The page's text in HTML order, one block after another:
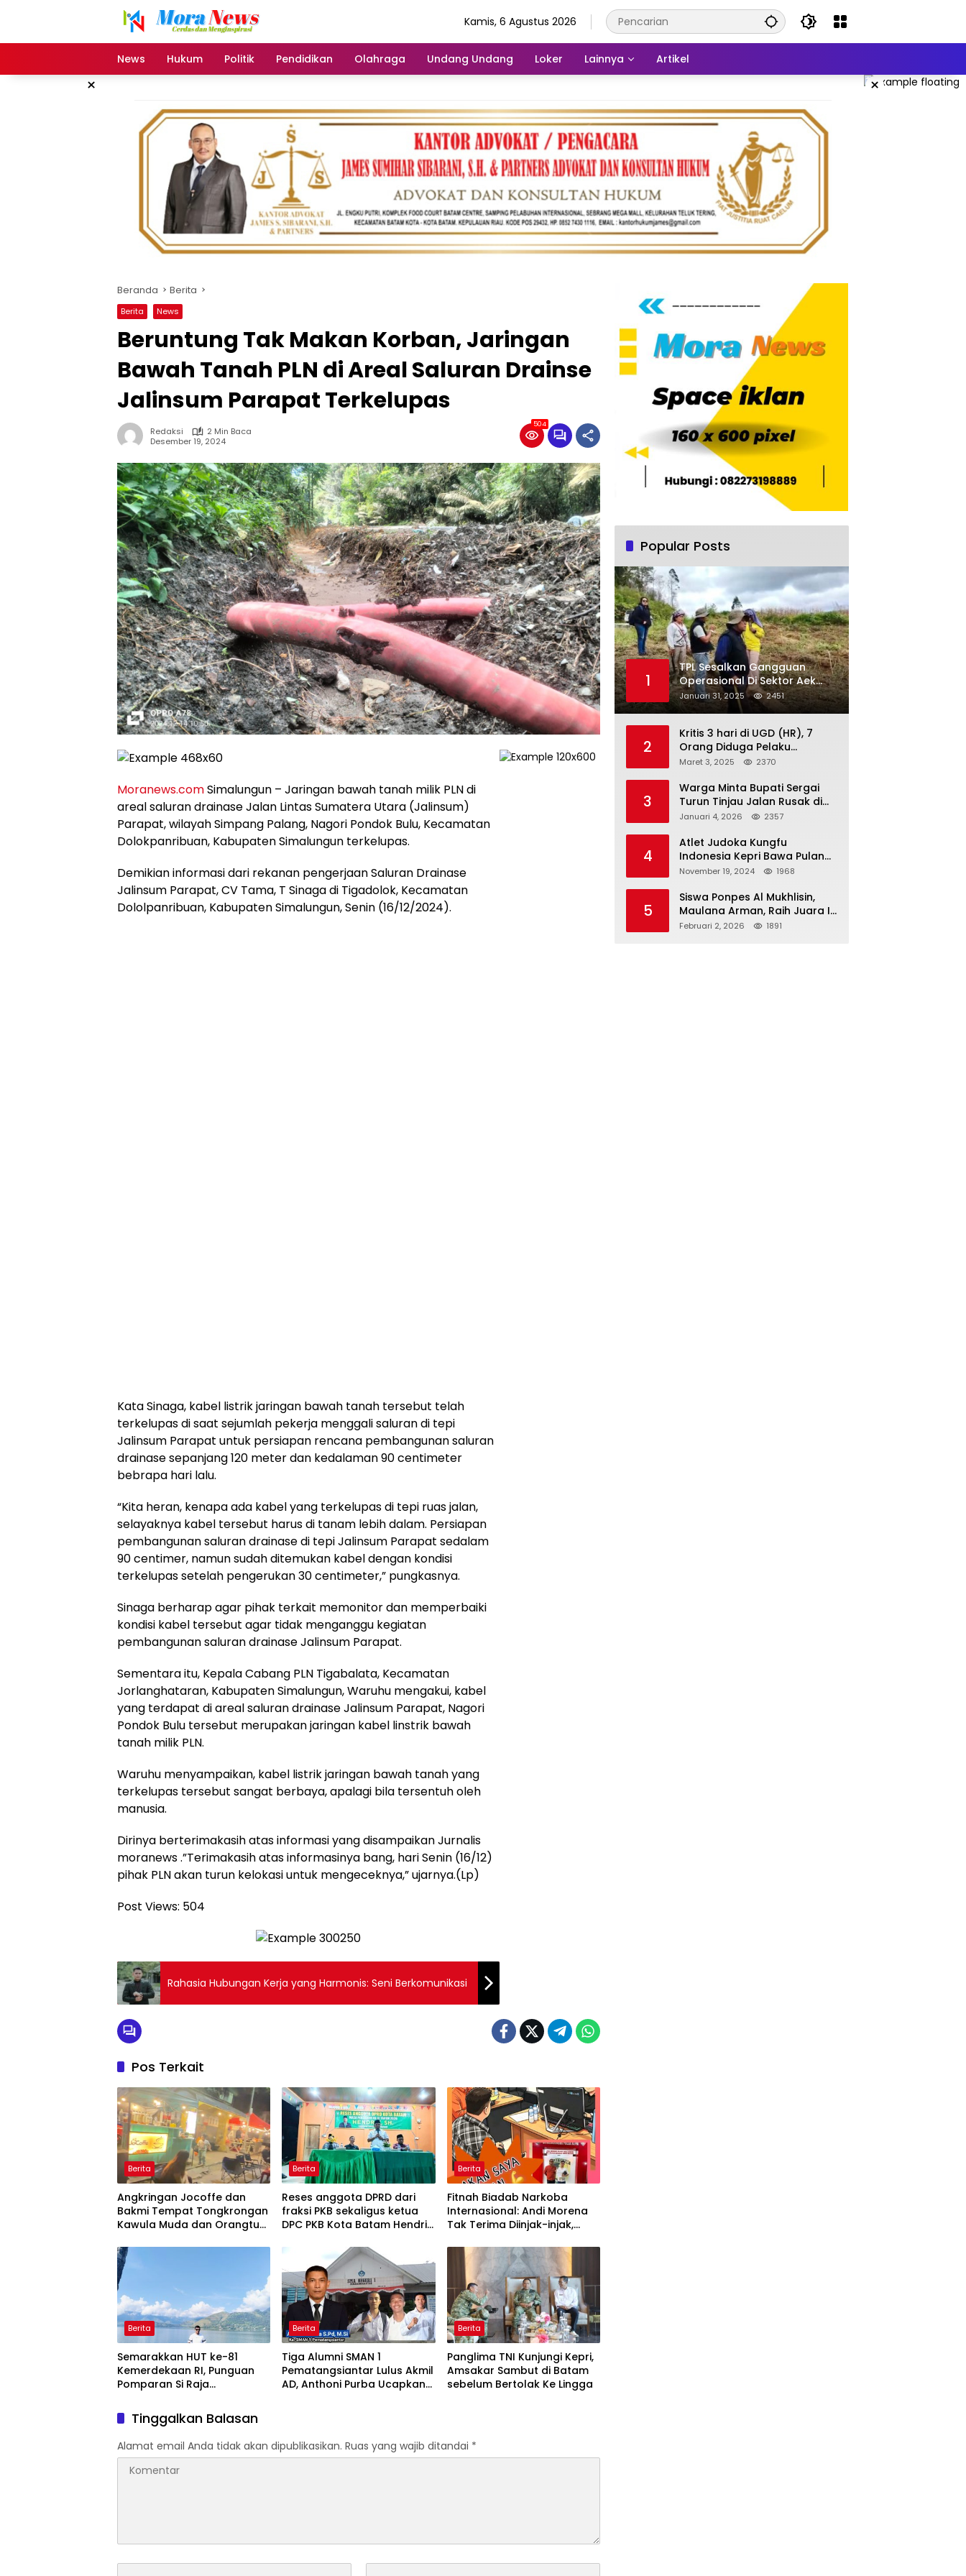
Kamis, 6 Agustus 2026
News Hukum Politik Pendidikan Olahraga Undang Undang Loker Lainnya Artikel
× ×
Beranda Berita
Berita News
Beruntung Tak Makan Korban, Jaringan
Bawah Tanah PLN di Areal Saluran Drainse
Jalinsum Parapat Terkelupas
Redaksi
2 Min Baca
Desember 19, 2024
504
Moranews.comSimalungun – Jaringan bawah tanah milik PLN di
areal saluran drainase Jalan Lintas Sumatera Utara (Jalinsum)
Parapat, wilayah Simpang Palang, Nagori Pondok Bulu, Kecamatan
Dolokpanribuan, Kabupaten Simalungun terkelupas.
Demikian informasi dari rekanan pengerjaan Saluran Drainase
Jalinsum Parapat, CV Tama, T Sinaga di Tigadolok, Kecamatan
Dololpanribuan, Kabupaten Simalungun, Senin (16/12/2024).
Kata Sinaga, kabel listrik jaringan bawah tanah tersebut telah
terkelupas di saat sejumlah pekerja menggali saluran di tepi
Jalinsum Parapat untuk persiapan rencana pembangunan saluran
drainase sepanjang 120 meter dan kedalaman 90 centimeter
bebrapa hari lalu.
“Kita heran, kenapa ada kabel yang terkelupas di tepi ruas jalan,
selayaknya kabel tersebut harus di tanam lebih dalam. Persiapan
pembangunan saluran drainase di tepi Jalinsum Parapat sedalam
90 centimer, namun sudah ditemukan kabel dengan kondisi
terkelupas setelah pengerukan 30 centimeter,” pungkasnya.
Sinaga berharap agar pihak terkait memonitor dan memperbaiki
kondisi kabel tersebut agar tidak menganggu kegiatan
pembangunan saluran drainase Jalinsum Parapat.
Sementara itu, Kepala Cabang PLN Tigabalata, Kecamatan
Jorlanghataran, Kabupaten Simalungun, Waruhu mengakui, kabel
yang terdapat di areal saluran drainase Jalinsum Parapat, Nagori
Pondok Bulu tersebut merupakan jaringan kabel linstrik bawah
tanah milik PLN.
Waruhu menyampaikan, kabel listrik jaringan bawah tanah yang
terkelupas tersebut sangat berbaya, apalagi bila tersentuh oleh
manusia.
Dirinya berterimakasih atas informasi yang disampaikan Jurnalis
moranews .”Terimakasih atas informasinya bang, hari Senin (16/12)
pihak PLN akan turun kelokasi untuk mengeceknya,” ujarnya.(Lp)
Post Views: 504
Rahasia Hubungan Kerja yang Harmonis: Seni Berkomunikasi
Pos Terkait
Berita
Angkringan Jocoffe dan
Bakmi Tempat Tongkrongan
Kawula Muda dan Orangtua
Berita
Reses anggota DPRD dari
fraksi PKB sekaligus ketua
DPC PKB Kota Batam Hendrik
Patam Indah Minta Jalan,
Ambulans, dan Sarana
Olahraga
Berita
Fitnah Biadab Narkoba
Internasional: Andi Morena
Tak Terima Diinjak-injak,
Penyebar Hoaks ke Polda
Kepri!
Berita
Semarakkan HUT ke-81
Kemerdekaan RI, Punguan
Pomparan Si Raja
Gelar Berbagai Perlombaan
Berita
Tiga Alumni SMAN 1
Pematangsiantar Lulus Akmil
AD, Anthoni Purba Ucapkan
Berita
Panglima TNI Kunjungi Kepri,
Amsakar Sambut di Batam
sebelum Bertolak Ke Lingga
Tinggalkan Balasan
Alamat email Anda tidak akan dipublikasikan. Ruas yang wajib ditandai *
Popular Posts
1
TPL Sesalkan Gangguan
Operasional Di Sektor Aek
Nauli
Januari 31, 2025 2451
2
Kritis 3 hari di UGD (HR), 7
Orang Diduga Pelaku
Pengeroyokan di Lift KTV
Kantor Hukum JAP
Pertanyakan Kinerja Polresta
Tanjungpinang
Maret 3, 2025 2370
3
Warga Minta Bupati Sergai
Turun Tinjau Jalan Rusak di
Dusun 4 Desa Sei Periuk
Januari 4, 2026 2357
4
Atlet Judoka Kungfu
Indonesia Kepri Bawa Pulang
11 Medali Pra Fornas bogor, 3
November 19, 2024 1968
5
Siswa Ponpes Al Mukhlisin,
Maulana Arman, Raih Juara I
Taekwondo Junior Putra di
Februari 2, 2026 1891